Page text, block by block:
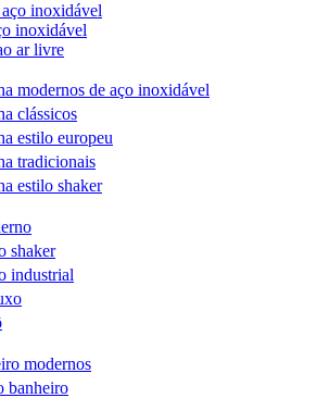
inoxidável
inoxidável
ar livre
modernos de aço inoxidável
clássicos
estilo europeu
tradicionais
estilo shaker
shaker
industrial
modernos
banheiro